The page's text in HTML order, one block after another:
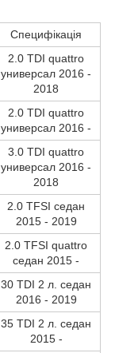
Специфікація
2.0 TDI quattro
универсал 2016 -
2018
2.0 TDI quattro
универсал 2016 -
3.0 TDI quattro
универсал 2016 -
2018
2.0 TFSI седан
2015 - 2019
2.0 TFSI quattro
седан 2015 -
30 TDI 2 л. седан
2016 - 2019
35 TDI 2 л. седан
2015 -